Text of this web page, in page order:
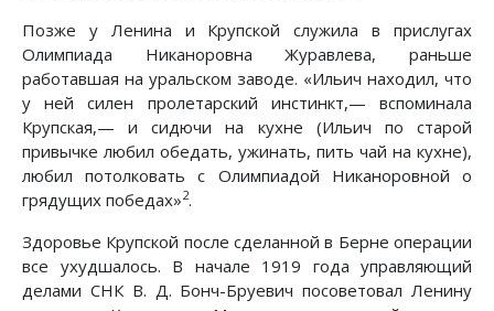
Позже у Ленина и Крупской служила в прислугах
Олимпиада Никаноровна Журавлева, раньше
работавшая на уральском заводе. «Ильич находил, что
у ней силен пролетарский инстинкт,— вспоминала
Крупская,— и сидючи на кухне (Ильич по старой
привычке любил обедать, ужинать, пить чай на кухне),
любил потолковать с Олимпиадой Никаноровной о
грядущих победах»2.
Здоровье Крупской после сделанной в Берне операции
все ухудшалось. В начале 1919 года управляющий
делами СНК В. Д. Бонч-Бруевич посоветовал Ленину